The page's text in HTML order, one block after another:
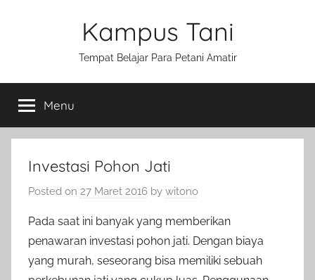
Kampus Tani
Tempat Belajar Para Petani Amatir
Menu
Investasi Pohon Jati
Posted on 27 Maret 2016 by witono
Pada saat ini banyak yang memberikan
penawaran investasi pohon jati. Dengan biaya
yang murah, seseorang bisa memiliki sebuah